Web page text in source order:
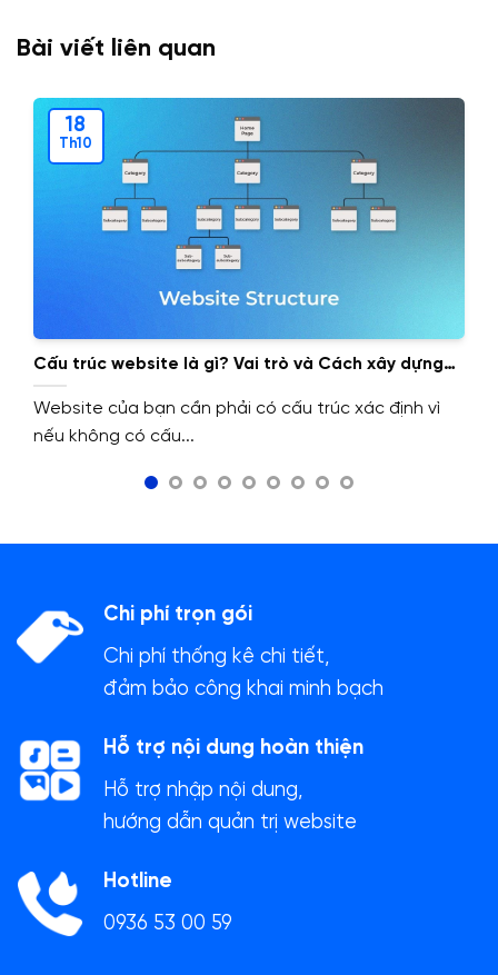
Bài viết liên quan
Cấu trúc website là gì? Vai trò và Cách xây dựng
cấu trúc website.
Website của bạn cần phải có cấu trúc xác định vì
nếu không có cấu...
18
Th10
Chi phí trọn gói
Chi phí thống kê chi tiết,
đảm bảo công khai minh bạch
Hỗ trợ nội dung hoàn thiện
Hỗ trợ nhập nội dung,
hướng dẫn quản trị website
Hotline
0936 53 00 59